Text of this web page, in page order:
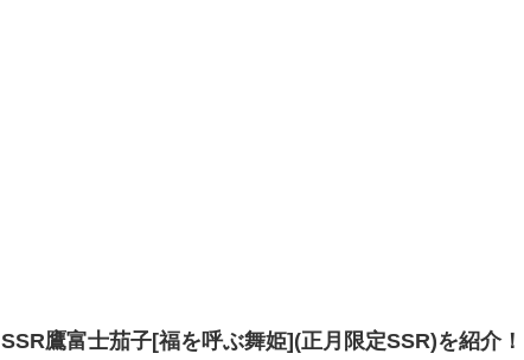
SSR鷹富士茄子[福を呼ぶ舞姫](正月限定SSR)を紹介！